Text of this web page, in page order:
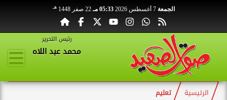
الجمعة 7 أغسطس 2026 05:33 مـ 22 صفر 1448 هـ
رئيس التحرير
محمد عبد اللاه
الرئيسية تعليم